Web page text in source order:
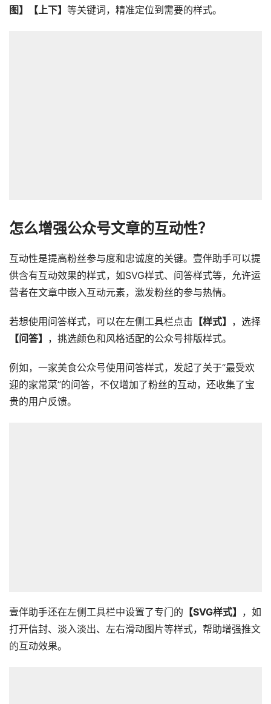
图】【上下】 等关键词，精准定位到需要的样式。
怎么增强公众号文章的互动性？
互动性是提高粉丝参与度和忠诚度的关键。壹伴助手可以提
供含有互动效果的样式，如SVG样式、问答样式等，允许运
营者在文章中嵌入互动元素，激发粉丝的参与热情。
若想使用问答样式，可以在左侧工具栏点击 【样式】
，选择
【问答】
，挑选颜色和风格适配的公众号排版样式。
例如，一家美食公众号使用问答样式，发起了关于“最受欢
迎的家常菜”的问答，不仅增加了粉丝的互动，还收集了宝
贵的用户反馈。
壹伴助手还在左侧工具栏中设置了专门的 【SVG样式】
，如
打开信封、淡入淡出、左右滑动图片等样式，帮助增强推文
的互动效果。